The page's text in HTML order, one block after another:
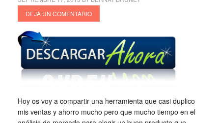
DEJA UN COMENTARIO
Hoy os voy a compartir una herramienta que casi duplico
mis ventas y ahorro mucho pero que mucho tiempo en el